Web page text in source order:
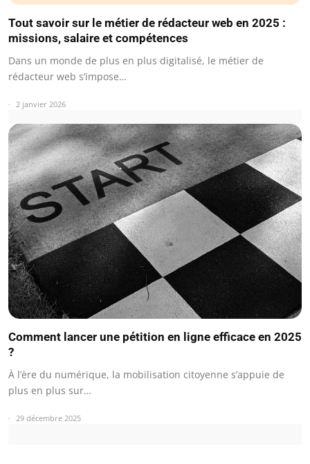
Tout savoir sur le métier de rédacteur web en 2025 :
missions, salaire et compétences
Dans un monde de plus en plus digitalisé, le métier de
rédacteur web s’impose…
2 janvier 2026
Comment lancer une pétition en ligne efficace en 2025
?
À l’ère du numérique, la mobilisation citoyenne s’appuie de
plus en plus sur…
29 décembre 2025